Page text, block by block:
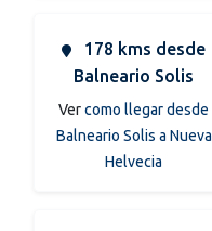
178 kms desde
Balneario Solis
Vercomo llegar desde
Balneario Solis a Nueva
Helvecia